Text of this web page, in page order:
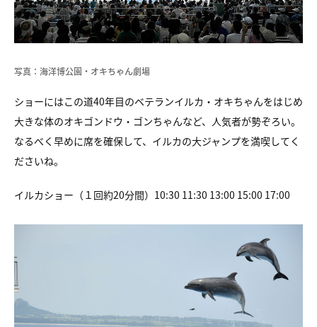
写真：海洋博公園・オキちゃん劇場
ショーにはこの道40年目のベテランイルカ・オキちゃんをはじめ
大きな体のオキゴンドウ・ゴンちゃんなど、人気者が勢ぞろい。
なるべく早めに席を確保して、 イルカの大ジャンプを満喫してく
ださいね。
イルカショー（１回約20分間）10:30 11:30 13:00 15:00 17:00